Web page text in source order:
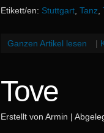
Etikett/en: Stuttgart Tanz
Ganzen Artikel lesen |
Tove
Erstellt von Armin |